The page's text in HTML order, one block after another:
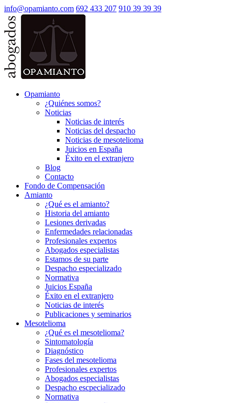
info@opamianto.com 692 433 207 910 39 39 39
Opamianto
¿Quiénes somos?
Noticias
Noticias de interés
Noticias del despacho
Noticias de mesotelioma
Juicios en España
Éxito en el extranjero
Blog
Contacto
Fondo de Compensación
Amianto
¿Qué es el amianto?
Historia del amianto
Lesiones derivadas
Enfermedades relacionadas
Profesionales expertos
Abogados especialistas
Estamos de su parte
Despacho especializado
Normativa
Juicios España
Éxito en el extranjero
Noticias de interés
Publicaciones y seminarios
Mesotelioma
¿Qué es el mesotelioma?
Sintomatología
Diagnóstico
Fases del mesotelioma
Profesionales expertos
Abogados especialistas
Despacho escpecializado
Normativa